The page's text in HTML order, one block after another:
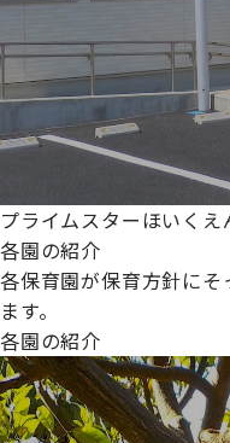
プライムスターほいく
各園の紹介
各保育園が保育方針に
ます。
各園の紹介